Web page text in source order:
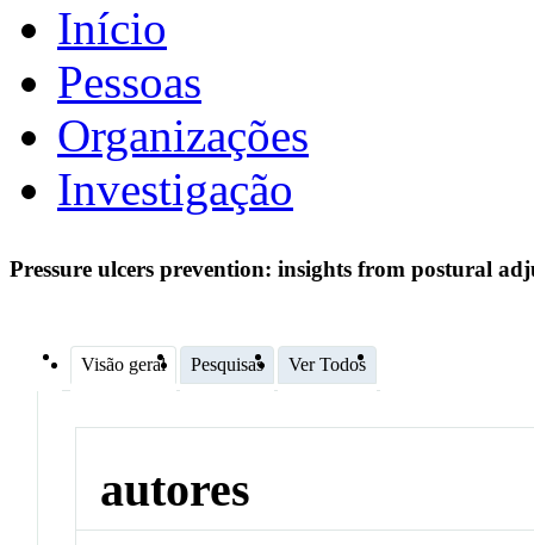
Início
Pessoas
Organizações
Investigação
Pressure ulcers prevention: insights from postural
Visão geral Pesquisas Ver Todos
autores